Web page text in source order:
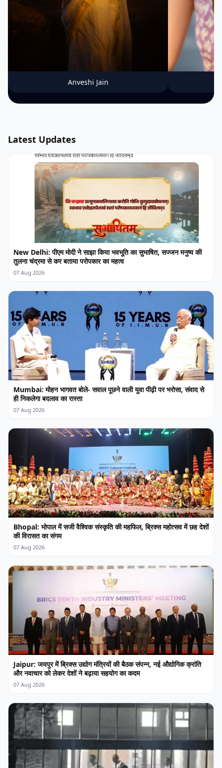
Anveshi Jain
Latest Updates
New Delhi: पीएम मोदी ने साझा किया भवभूति का सुभाषित, सज्जन मनुष्य की
तुलना चंद्रमा से कर बताया परोपकार का महत्व
07 Aug 2026
Mumbai: मोहन भागवत बोले- सवाल पूछने वाली युवा पीढ़ी पर भरोसा, संवाद से
ही निकलेगा बदलाव का रास्ता
07 Aug 2026
Bhopal: भोपाल में सजी वैश्विक संस्कृति की महफिल, ब्रिक्स महोत्सव में छह देशों
की विरासत का संगम
07 Aug 2026
Jaipur: जयपुर में ब्रिक्स उद्योग मंत्रियों की बैठक संपन्न, नई औद्योगिक क्रांति
और नवाचार को लेकर देशों ने बढ़ाया सहयोग का कदम
07 Aug 2026